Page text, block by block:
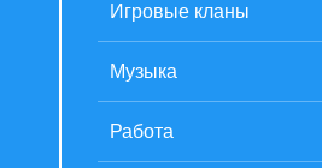
Игровые кланы
Музыка
Работа